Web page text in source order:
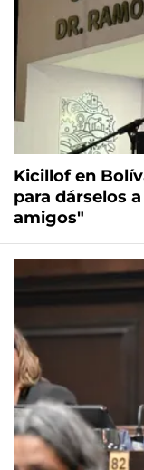
Kicillof en
para dárselos
amigos"